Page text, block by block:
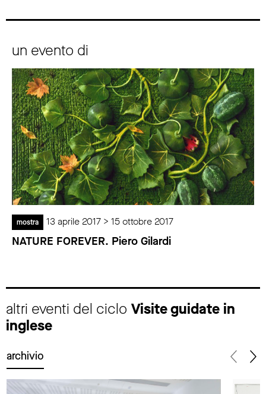
un evento di
mostra 13 aprile 2017 > 15 ottobre 2017
NATURE FOREVER. Piero Gilardi
altri eventi del ciclo Visite guidate in
inglese
archivio